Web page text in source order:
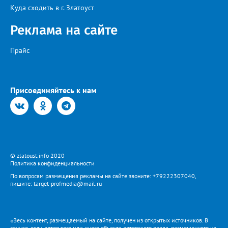
всё возможное, «чтобы завершить восстановительные работы в
Когда будет восстановлена подача воды в дом №88 в
комментарии не уточняется.
Куда сходить в г. Златоуст
Реклама на сайте
Прайс
Присоединяйтесь к нам
© zlatoust.info 2020
Политика конфиденциальности
По вопросам размещения рекламы на сайте звоните: +79222307040,
пишите: target-profmedia@mail.ru
«Весь контент, размещаемый на сайте, получен из открытых источников. В